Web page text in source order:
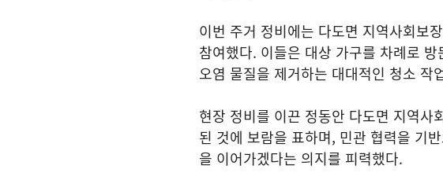
이번 주거 정비에는 다도면 지역사회보
참여했다. 이들은 대상 가구를 차례로
오염 물질을 제거하는 대대적인 청소 작
현장 정비를 이끈 정동안 다도면 지역사
된 것에 보람을 표하며, 민관 협력을 기
을 이어가겠다는 의지를 피력했다.